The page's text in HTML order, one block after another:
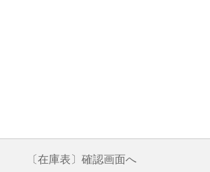
〔在庫表〕確認画面へ